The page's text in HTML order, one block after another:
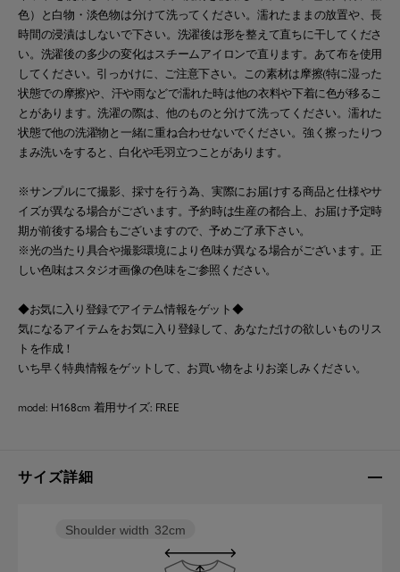
色）と白物・淡色物は分けて洗ってください。濡れたままの放置や、長
時間の浸漬はしないで下さい。洗濯後は形を整えて直ちに干してくださ
い。洗濯後の多少の変化はスチームアイロンで直ります。あて布を使用
してください。引っかけに、ご注意下さい。この素材は摩擦(特に湿った
状態での摩擦)や、汗や雨などで濡れた時は他の衣料や下着に色が移るこ
とがあります。洗濯の際は、他のものと分けて洗ってください。濡れた
状態で他の洗濯物と一緒に重ね合わせないでください。強く擦ったりつ
まみ洗いをすると、白化や毛羽立つことがあります。
※サンプルにて撮影、採寸を行う為、実際にお届けする商品と仕様やサ
イズが異なる場合がございます。予約時は生産の都合上、お届け予定時
期が前後する場合もございますので、予めご了承下さい。
※光の当たり具合や撮影環境により色味が異なる場合がございます。正
しい色味はスタジオ画像の色味をご参照ください。
◆お気に入り登録でアイテム情報をゲット◆
気になるアイテムをお気に入り登録して、あなただけの欲しいものリス
トを作成！
いち早く特典情報をゲットして、お買い物をよりお楽しみください。
model: H168cm 着用サイズ: FREE
サイズ詳細
Shoulder width 32cm